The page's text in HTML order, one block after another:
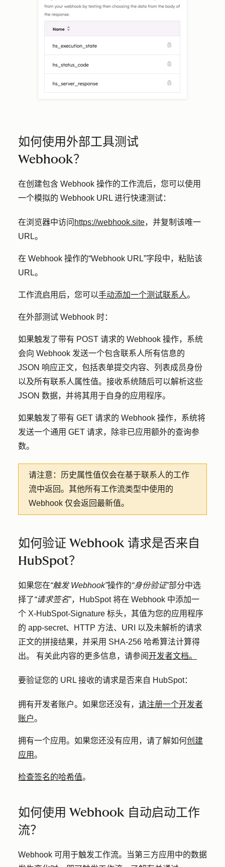
如何使用外部工具测试
Webhook？
在创建包含 Webhook 操作的工作流后，您可以使用
一个模拟的 Webhook URL 进行快速测试：
在浏览器中访问 https://webhook.site，并复制该唯一
URL。
在 Webhook 操作的“Webhook URL”字段中，粘贴该
URL。
工作流启用后，您可以手动添加一个测试联系人。
在外部测试 Webhook 时：
如果触发了带有 POST 请求的 Webhook 操作，系统
会向 Webhook 发送一个包含联系人所有信息的
JSON 响应正文，包括表单提交内容、列表成员身份
以及所有联系人属性值。接收系统随后可以解析这些
JSON 数据，并将其用于自身的应用程序。
如果触发了带有 GET 请求的 Webhook 操作，系统将
发送一个通用 GET 请求，除非已应用额外的查询参
数。
请注意： 历史属性值仅会在基于联系人的工作
流中返回。其他所有工作流类型中使用的
Webhook 仅会返回最新值。
如何验证 Webhook 请求是否来自
HubSpot？
如果您在“触发 Webhook”操作的“身份验证”部分中选
择了“请求签名”，HubSpot 将在 Webhook 中添加一
个 X-HubSpot-Signature 标头，其值为您的应用程序
的 app-secret、HTTP 方法、URI 以及未解析的请求
正文的拼接结果，并采用 SHA-256 哈希算法计算得
出。 有关此内容的更多信息，请参阅开发者文档。
要验证您的 URL 接收的请求是否来自 HubSpot：
拥有开发者账户。如果您还没有， 请注册一个开发者
账户。
拥有一个应用。如果您还没有应用，请了解如何创建
应用。
检查签名的哈希值。
如何使用 Webhook 自动启动工作
流？
Webhook 可用于触发工作流。当第三方应用中的数据